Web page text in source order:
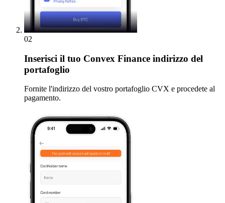
02
Inserisci il tuo Convex Finance indirizzo del
portafoglio
Fornite l'indirizzo del vostro portafoglio CVX e procedete al
pagamento.